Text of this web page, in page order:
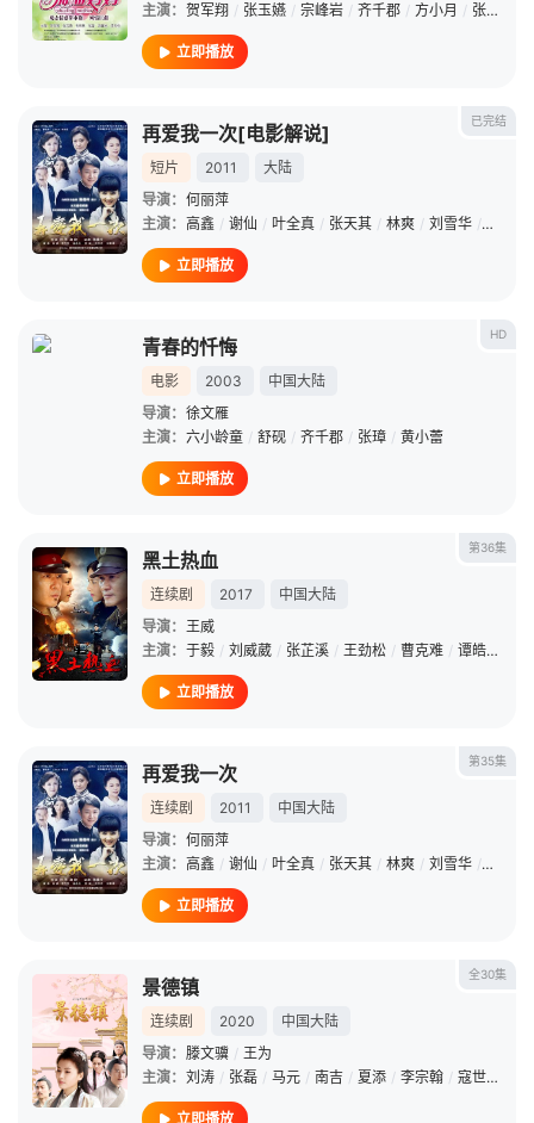
主演： 贺军翔 / 张玉嬿 / 宗峰岩 / 齐千郡 / 方小月 / 张璇
立即播放
已完结
再爱我一次[电影解说]
短片 2011
大陆
导演： 何丽萍
主演： 高鑫 / 谢仙 / 叶全真 / 张天其 / 林爽 / 刘雪华 / 岳跃利
立即播放
HD
青春的忏悔
电影 2003
中国大陆
导演： 徐文雁
主演： 六小龄童 / 舒砚 / 齐千郡 / 张璋 / 黄小蕾
立即播放
第36集
黑土热血
连续剧 2017
中国大陆
导演： 王威
主演： 于毅 / 刘威葳 / 张芷溪 / 王劲松 / 曹克难 / 谭皓 /
立即播放
第35集
再爱我一次
连续剧 2011
中国大陆
导演： 何丽萍
主演： 高鑫 / 谢仙 / 叶全真 / 张天其 / 林爽 / 刘雪华 / 岳跃利
立即播放
全30集
景德镇
连续剧 2020
中国大陆
导演： 滕文骥 / 王为
主演： 刘涛 / 张磊 / 马元 / 南吉 / 夏添 / 李宗翰 / 寇世勋
立即播放